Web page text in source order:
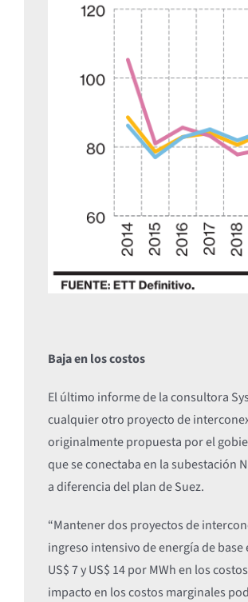
Baja en los costos
El último informe de la consultora
cualquier otro proyecto de
originalmente propuesta por el
que se conectaba en la subestación
a diferencia del plan de Suez.
“Mantener dos proyectos de
ingreso intensivo de energía de
US$ 7 y US$ 14 por MWh en los
impacto en los costos marginales